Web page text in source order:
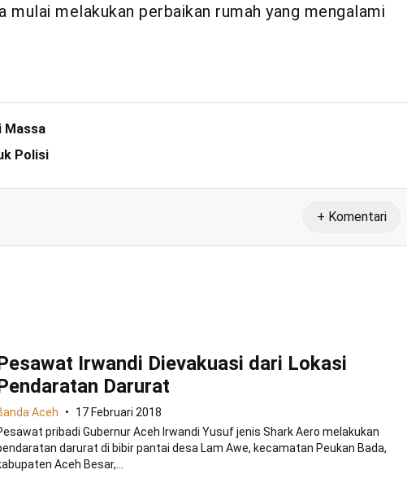
mulai melakukan perbaikan rumah yang mengalami
Massa
Polisi
+ Komentari
Irwandi Dievakuasi dari Lokasi
Darurat
Aceh
17 Februari 2018
pribadi Gubernur Aceh Irwandi Yusuf jenis Shark Aero melakukan
darurat di bibir pantai desa Lam Awe, kecamatan Peukan Bada,
Aceh Besar,...